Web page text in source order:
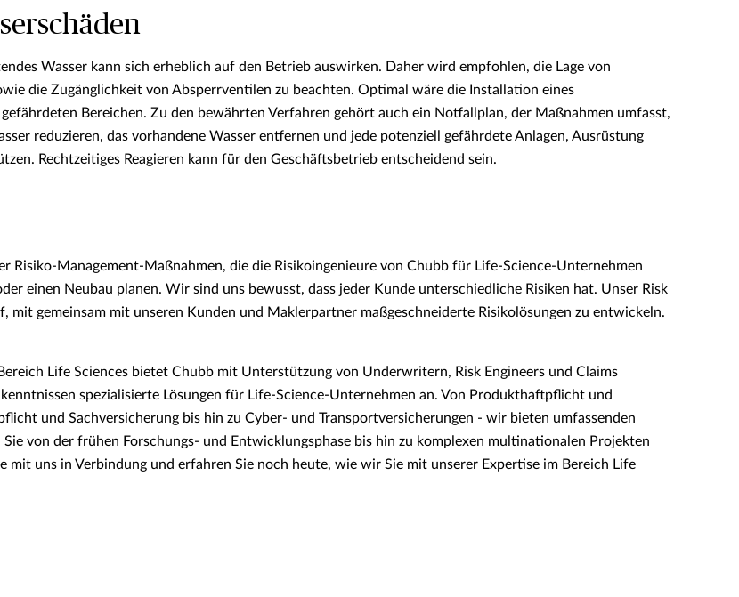
Wasser kann sich erheblich auf den Betrieb auswirken. Daher wird empfohlen, die Lage von
die Zugänglichkeit von Absperrventilen zu beachten. Optimal wäre die Installation eines
Bereichen. Zu den bewährten Verfahren gehört auch ein Notfallplan, der Maßnahmen umfasst,
reduzieren, das vorhandene Wasser entfernen und jede potenziell gefährdete Anlagen, Ausrüstung
Rechtzeitiges Reagieren kann für den Geschäftsbetrieb entscheidend sein.
Risiko-Management-Maßnahmen, die die Risikoingenieure von Chubb für Life-Science-Unternehmen
einen Neubau planen. Wir sind uns bewusst, dass jeder Kunde unterschiedliche Risiken hat. Unser Risk
mit gemeinsam mit unseren Kunden und Maklerpartner maßgeschneiderte Risikolösungen zu entwickeln.
Life Sciences bietet Chubb mit Unterstützung von Underwritern, Risk Engineers und Claims
spezialisierte Lösungen für Life-Science-Unternehmen an. Von Produkthaftpflicht und
und Sachversicherung bis hin zu Cyber- und Transportversicherungen - wir bieten umfassenden
von der frühen Forschungs- und Entwicklungsphase bis hin zu komplexen multinationalen Projekten
mit uns in Verbindung und erfahren Sie noch heute, wie wir Sie mit unserer Expertise im Bereich Life